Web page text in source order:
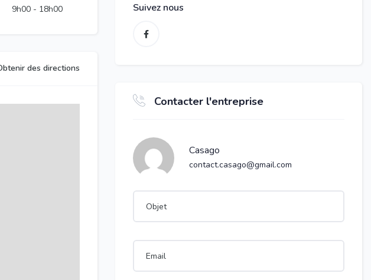
9h00- 18h00
des directions
Suivez nous
Contacter l'entreprise
Casago
contact.casago@gmail.com